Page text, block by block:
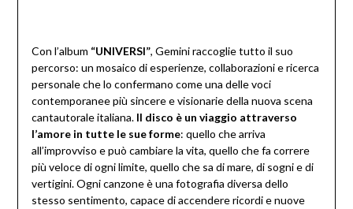
Con l’album “UNIVERSI”, Gemini raccoglie tutto il suo
percorso: un mosaico di esperienze, collaborazioni e ricerca
personale che lo confermano come una delle voci
contemporanee più sincere e visionarie della nuova scena
cantautorale italiana. Il disco è un viaggio attraverso
l’amore in tutte le sue forme: quello che arriva
all’improvviso e può cambiare la vita, quello che fa correre
più veloce di ogni limite, quello che sa di mare, di sogni e di
vertigini. Ogni canzone è una fotografia diversa dello
stesso sentimento, capace di accendere ricordi e nuove